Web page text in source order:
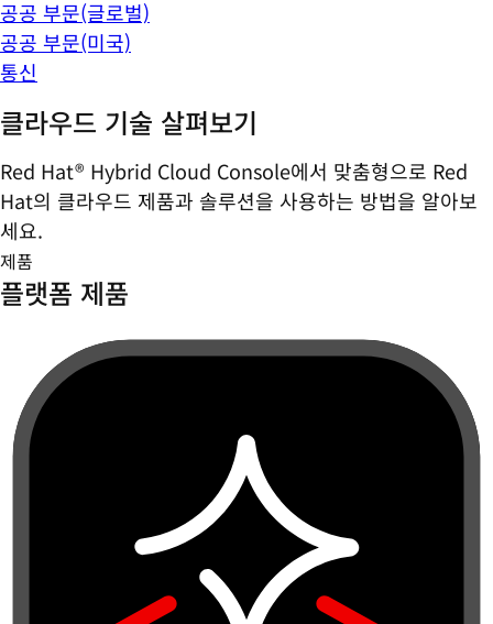
공공 부문(글로벌)
공공 부문(미국)
통신
클라우드 기술 살펴보기
Red Hat® Hybrid Cloud Console에서 맞춤형으로 Red
Hat의 클라우드 제품과 솔루션을 사용하는 방법을 알아보
세요.
제품
플랫폼 제품